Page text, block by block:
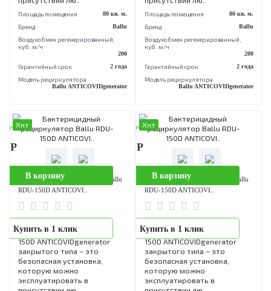
RDU-200D ANTICOVI..
Бактерицидный
рециркулятор Ballu RDU-
200D ANTICOVIDgenerator
закрытого типа – это
безопасная установка,
присутствии лю..
Площадь помещения 80 кв. м.
Ballu
Воздухобмен pегенерированный,
Гарантийный срок
Купить в 1 клик
RDU-200D ANTICOVI..
Бактерицидный
рециркулятор Ballu RDU-
200D ANTICOVIDgenerator
безопасная установка,
присутствии лю..
Площадь помещения
Воздухобмен pегенерированный,
Гарантийный срок
Купить в 1 клик
Хит
Р
Хит
В наличии
14 990 Р